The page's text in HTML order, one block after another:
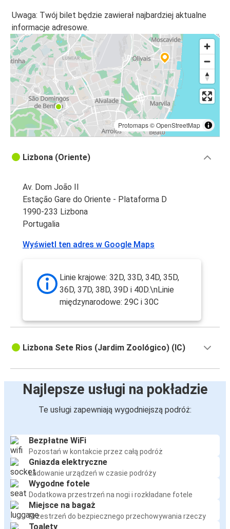
Uwaga: Twój bilet będzie zawierał najbardziej aktualne
informacje adresowe.
Protomaps©OpenStreetMap
Lizbona (Oriente)
Av. Dom João II
Estação Gare do Oriente - Plataforma D
1990-233 Lizbona
Portugalia
Wyświetl ten adres w Google Maps
Linie krajowe: 32D, 33D, 34D, 35D,
36D, 37D, 38D, 39D i 40D.\nLinie
międzynarodowe: 29C i 30C
Lizbona Sete Rios (Jardim Zoológico) (IC)
Najlepsze usługi na pokładzie
Te usługi zapewniają wygodniejszą podróż:
Bezpłatne WiFi
Pozostań w kontakcie przez całą podróż
Gniazda elektryczne
Ładowanie urządzeń w czasie podróży
Wygodne fotele
Dodatkowa przestrzeń na nogi i rozkładane fotele
Miejsce na bagaż
Przestrzeń do bezpiecznego przechowywania rzeczy
Toalety